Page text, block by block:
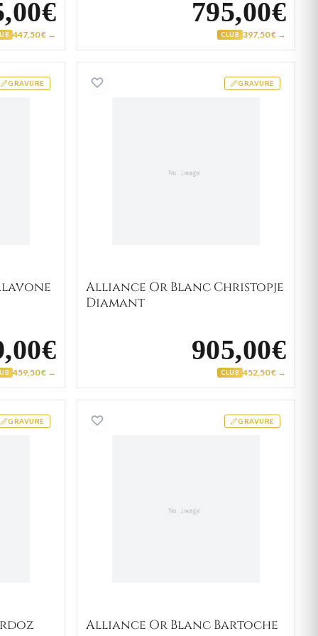
447,50 € →
795,00€
CLUB 397,50 € →
GRAVURE
Blanc Dalavone Diamant
459,50 € →
GRAVURE
Alliance Or Blanc
Alliance Or Blanc Christopje
Diamant
905,00€
CLUB 452,50 € →
GRAVURE
Blanc Bardoz GRAVURE
Alliance Or Blanc Bartoche
Alliance Or Blanc Bartoche